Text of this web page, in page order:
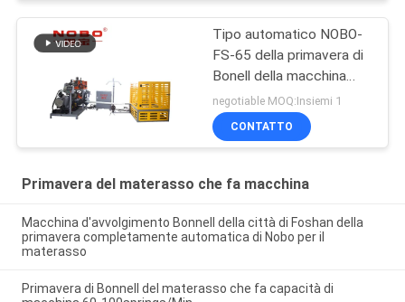
Tipo automatico NOBO-
FS-65 della primavera di
Bonell della macchina
della bobinatrice del
servomotore 4.5kw
negotiable MOQ:Insiemi 1
CONTATTO
Primavera del materasso che fa macchina
Macchina d'avvolgimento Bonnell della città di Foshan della
primavera completamente automatica di Nobo per il
materasso
Primavera di Bonnell del materasso che fa capacità di